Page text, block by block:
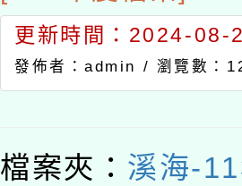
更新時間：2024-08-
發佈者：admin / 瀏覽數：
檔案夾： 溪海-